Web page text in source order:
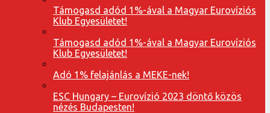
Támogasd adód 1%-ával a Magyar Eurovíziós
Klub Egyesületet!
Támogasd adód 1%-ával a Magyar Eurovíziós
Klub Egyesületet!
Adó 1% felajánlás a MEKE-nek!
ESC Hungary – Eurovízió 2023 döntő közös
nézés Budapesten!